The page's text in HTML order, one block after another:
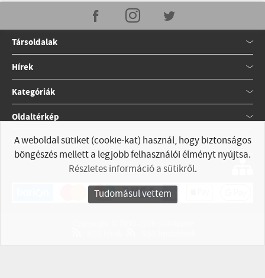
Társoldalak
Hírek
Kategóriák
Oldaltérkép
Kapcsolat
A weboldal sütiket (cookie-kat) használ, hogy biztonságos
böngészés mellett a legjobb felhasználói élményt nyújtsa.
Részletes információ a sütikről.
Tudomásul vettem